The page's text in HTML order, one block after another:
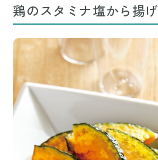
鶏のスタミナ塩から揚げ